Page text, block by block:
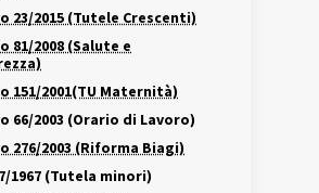
23/2015 (Tutele Crescenti)
81/2008 (Salute e
151/2001(TU Maternità)
66/2003 (Orario di Lavoro)
276/2003 (Riforma Biagi)
1967 (Tutela minori)